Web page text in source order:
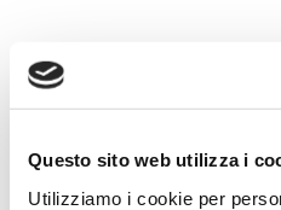
Questo sito web utilizza i
Utilizziamo i cookie per